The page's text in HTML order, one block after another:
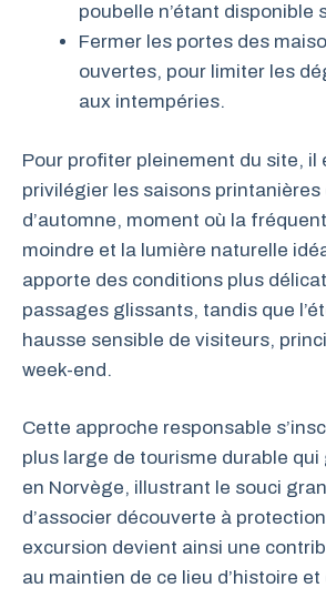
poubelle n’étant disponible
Fermer les portes des
ouvertes, pour limiter les
aux intempéries.
Pour profiter pleinement du site, il
privilégier les saisons printanières
d’automne, moment où la
moindre et la lumière naturelle
apporte des conditions plus
passages glissants, tandis que
hausse sensible de visiteurs,
week-end.
Cette approche responsable
plus large de tourisme durable
en Norvège, illustrant le souci
d’associer découverte à
excursion devient ainsi une
au maintien de ce lieu d’histoire